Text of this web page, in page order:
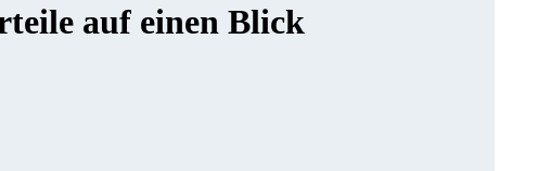
auf einen Blick